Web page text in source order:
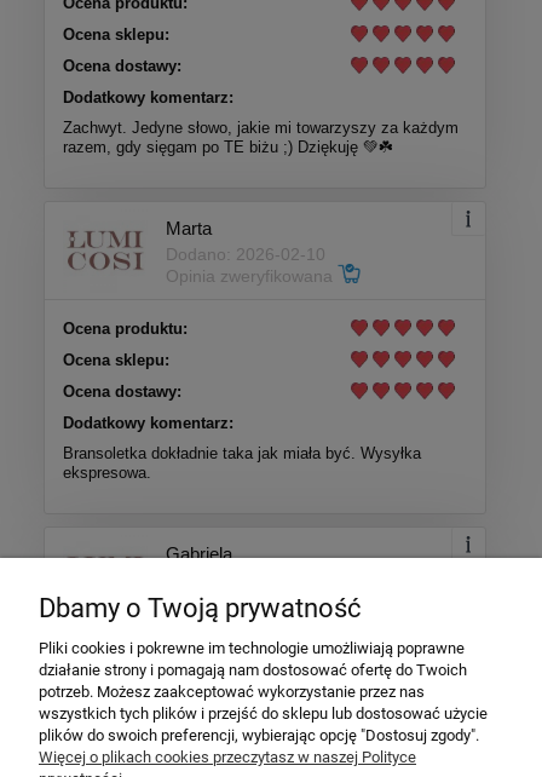
Ocena sklepu:
Ocena dostawy:
Dodatkowy komentarz:
Zachwyt. Jedyne słowo, jakie mi towarzyszy za każdym
razem, gdy sięgam po TE biżu ;) Dziękuję 💚☘️
Marta
Dodano: 2026-02-10
Opinia zweryfikowana
Ocena produktu:
Ocena sklepu:
Ocena dostawy:
Dodatkowy komentarz:
Bransoletka dokładnie taka jak miała być. Wysyłka
ekspresowa.
Gabriela
Opinia zweryfikowana
Ocena produktu:
Ocena sklepu:
Ocena dostawy:
Dodatkowy komentarz:
Dbamy o Twoją prywatność
Pliki cookies i pokrewne im technologie umożliwiają poprawne
działanie strony i pomagają nam dostosować ofertę do Twoich
potrzeb. Możesz zaakceptować wykorzystanie przez nas
wszystkich tych plików i przejść do sklepu lub dostosować użycie
plików do swoich preferencji, wybierając opcję "Dostosuj zgody".
Więcej o plikach cookies przeczytasz w naszej Polityce